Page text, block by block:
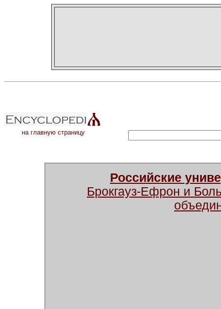
на главную страницу
Российские
Брокгауз-Ефрон и